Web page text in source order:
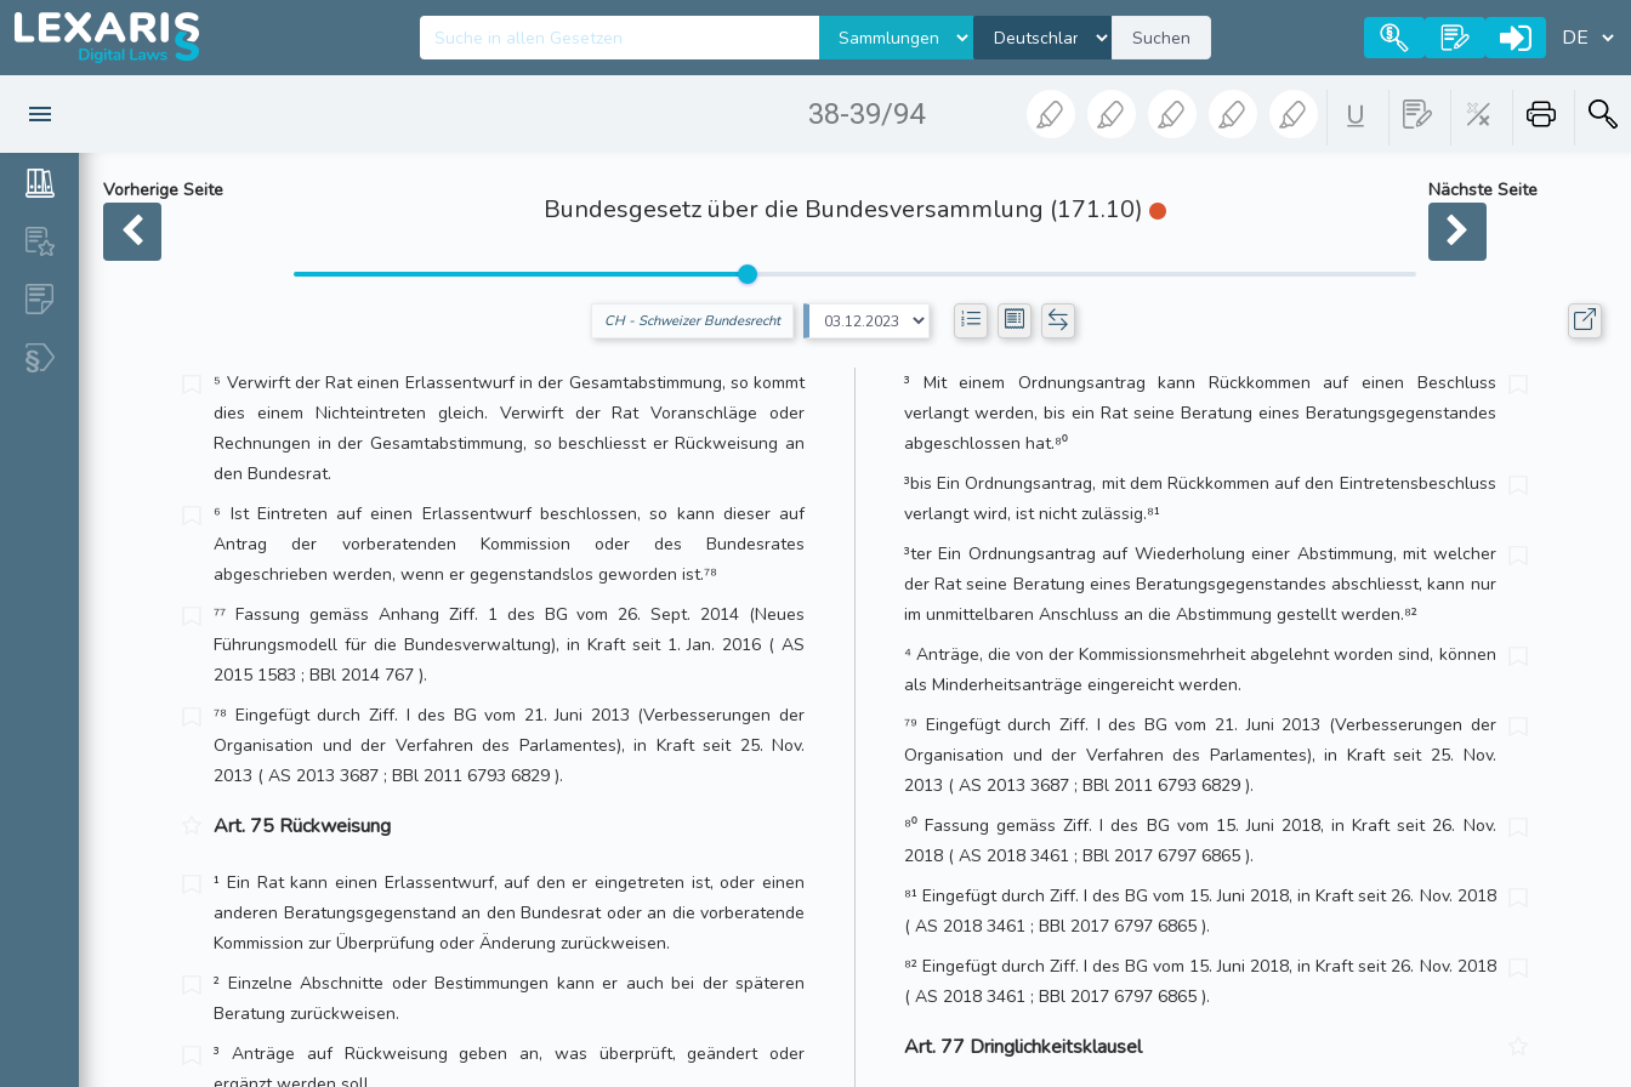
Suchen
38-39/94
Vorherige Seite
Bundesgesetz über die Bundesversammlung (171.10)
Nächste Seite
CH - Schweizer Bundesrecht
⁵ Verwirft der Rat einen Erlassentwurf in der Gesamtabstimmung, so kommt
dies einem Nichteintreten gleich. Verwirft der Rat Voranschläge oder
Rechnungen in der Gesamtabstimmung, so beschliesst er Rückweisung an
den Bundesrat.
⁶ Ist Eintreten auf einen Erlassentwurf beschlossen, so kann dieser auf
Antrag der vorberatenden Kommission oder des Bundesrates
abgeschrieben werden, wenn er gegenstandslos geworden ist.⁷⁸
⁷⁷ Fassung gemäss Anhang Ziff. 1 des BG vom 26. Sept. 2014 (Neues
Führungsmodell für die Bundesverwaltung), in Kraft seit 1. Jan. 2016 ( AS
2015 1583 ; BBl 2014 767 ).
⁷⁸ Eingefügt durch Ziff. I des BG vom 21. Juni 2013 (Verbesserungen der
Organisation und der Verfahren des Parlamentes), in Kraft seit 25. Nov.
2013 ( AS 2013 3687 ; BBl 2011 6793 6829 ).
Art. 75 Rückweisung
¹ Ein Rat kann einen Erlassentwurf, auf den er eingetreten ist, oder einen
anderen Beratungsgegenstand an den Bundesrat oder an die vorberatende
Kommission zur Überprüfung oder Änderung zurückweisen.
² Einzelne Abschnitte oder Bestimmungen kann er auch bei der späteren
Beratung zurückweisen.
³ Anträge auf Rückweisung geben an, was überprüft, geändert oder
³ Mit einem Ordnungsantrag kann Rückkommen auf einen Beschluss
verlangt werden, bis ein Rat seine Beratung eines Beratungsgegenstandes
abgeschlossen hat.⁸⁰
³bis Ein Ordnungsantrag, mit dem Rückkommen auf den Eintretensbeschluss
verlangt wird, ist nicht zulässig.⁸¹
³ter Ein Ordnungsantrag auf Wiederholung einer Abstimmung, mit welcher
der Rat seine Beratung eines Beratungsgegenstandes abschliesst, kann nur
im unmittelbaren Anschluss an die Abstimmung gestellt werden.⁸²
⁴ Anträge, die von der Kommissionsmehrheit abgelehnt worden sind, können
als Minderheitsanträge eingereicht werden.
⁷⁹ Eingefügt durch Ziff. I des BG vom 21. Juni 2013 (Verbesserungen der
Organisation und der Verfahren des Parlamentes), in Kraft seit 25. Nov.
2013 ( AS 2013 3687 ; BBl 2011 6793 6829 ).
⁸⁰ Fassung gemäss Ziff. I des BG vom 15. Juni 2018, in Kraft seit 26. Nov.
2018 ( AS 2018 3461 ; BBl 2017 6797 6865 ).
⁸¹ Eingefügt durch Ziff. I des BG vom 15. Juni 2018, in Kraft seit 26. Nov. 2018
( AS 2018 3461 ; BBl 2017 6797 6865 ).
⁸² Eingefügt durch Ziff. I des BG vom 15. Juni 2018, in Kraft seit 26. Nov. 2018
( AS 2018 3461 ; BBl 2017 6797 6865 ).
Art. 77 Dringlichkeitsklausel